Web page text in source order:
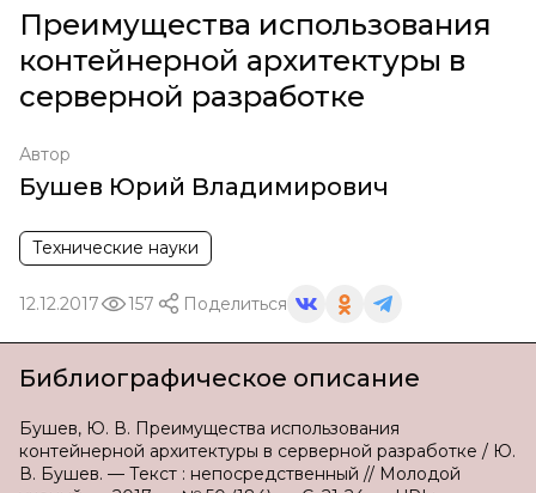
Преимущества использования
контейнерной архитектуры в
серверной разработке
Автор
Бушев Юрий Владимирович
Технические науки
12.12.2017 157 Поделиться
Библиографическое описание
Бушев, Ю. В. Преимущества использования
контейнерной архитектуры в серверной разработке / Ю.
В. Бушев. — Текст : непосредственный // Молодой